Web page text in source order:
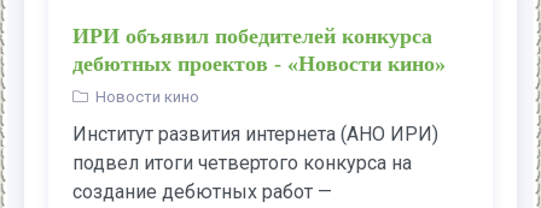
ИРИ объявил победителей конкурса
дебютных проектов - «Новости кино»
Новости кино
Институт развития интернета (АНО ИРИ)
подвел итоги четвертого конкурса на
создание дебютных работ —